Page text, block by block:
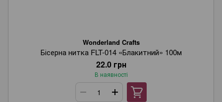
Wonderland Crafts
Бісерна нитка FLT-014 «Блакитний» 100м
22.0 грн
В наявності
Wonderland Crafts